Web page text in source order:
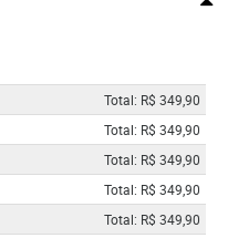
Total: R$ 349,90
Total: R$ 349,90
Total: R$ 349,90
Total: R$ 349,90
Total: R$ 349,90